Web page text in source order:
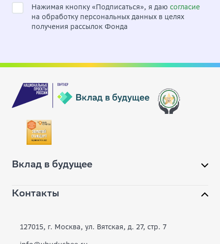
Нажимая кнопку «Подписаться», я даю согласие
на обработку персональных данных в целях
получения рассылок Фонда
Вклад в будущее
О фонде
Современное образование
Контакты
127015, г. Москва, ул. Вятская, д. 27, стр. 7